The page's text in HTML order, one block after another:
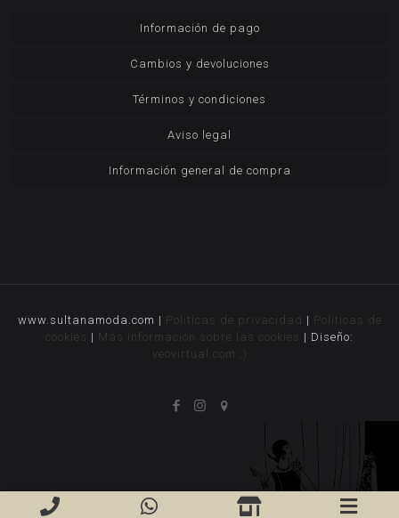
Información de pago
Cambios y devoluciones
Términos y condiciones
Aviso legal
Información general de compra
www.sultanamoda.com | Politicas de privacidad | Politicas de
cookies | Más información sobre las cookies | Diseño:
veovirtual.com
;)